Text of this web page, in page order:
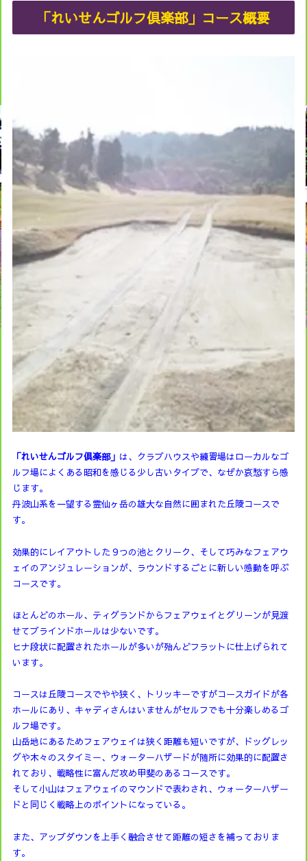
「れいせんゴルフ倶楽部」コース概要
「れいせんゴルフ倶楽部」 は、クラブハウスや練習場はローカルなゴ
ルフ場によくある昭和を感じる少し古いタイプで、なぜか哀愁すら感
じます。
丹波山系を一望する霊仙ヶ岳の雄大な自然に囲まれた丘陵コースで
す。
効果的にレイアウトした９つの池とクリーク、そして巧みなフェアウ
ェイのアンジュレーションが、ラウンドするごとに新しい感動を呼ぶ
コースです。
ほとんどのホール、ティグランドからフェアウェイとグリーンが見渡
せてブラインドホールは少ないです。
ヒナ段状に配置されたホールが多いが殆んどフラットに仕上げられて
います。
コースは丘陵コースでやや狭く、トリッキーですがコースガイドが各
ホールにあり、キャディさんはいませんがセルフでも十分楽しめるゴ
ルフ場です。
山岳地にあるためフェアウェイは狭く距離も短いですが、ドッグレッ
グや木々のスタイミー、ウォーターハザードが随所に効果的に配置さ
れており、戦略性に富んだ攻め甲斐のあるコースです。
そして小山はフェアウェイのマウンドで表わされ、ウォーターハザー
ドと同じく戦略上のポイントになっている。
また、アップダウンを上手く融合させて距離の短さを補っておりま
す。